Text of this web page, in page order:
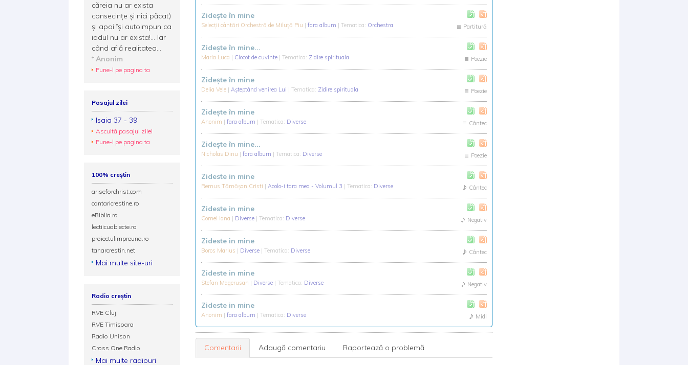
Zidește în mine
Selecții cântări Orchestră de Miluță Piu | fara album | Tematica: Orchestra Partitură
Zideşte în mine...
Maria Luca | Clocot de cuvinte | Tematica: Zidire spirituala Poezie
Zidește în mine
Delia Vele | Așteptând venirea Lui | Tematica: Zidire spirituala Poezie
Zideşte în mine
Anonim | fara album | Tematica: Diverse Cântec
Zideşte în mine...
Nicholas Dinu | fara album | Tematica: Diverse Poezie
Zideste in mine
Remus Tămăşan Cristi | Acolo-i tara mea - Volumul 3 | Tematica: Diverse Cântec
Zideste in mine
Cornel Iana | Diverse | Tematica: Diverse Negativ
Zideste in mine
Boros Marius | Diverse | Tematica: Diverse Cântec
Zideste in mine
Stefan Magerusan | Diverse | Tematica: Diverse Negativ
Zideste in mine
Anonim | fara album | Tematica: Diverse Midi
Comentarii Adaugă comentariu Raportează o problemă
căreia nu ar exista
consecinţe şi nici păcat)
şi apoi îşi autoimpun ca
iadul nu ar exista!... Iar
când află realitatea...
Anonim
Pune-l pe pagina ta
Pasajul zilei
Isaia 37 - 39
Ascultă pasajul zilei
Pune-l pe pagina ta
100% creștin
ariseforchrist.com
cantaricrestine.ro
eBiblia.ro
lectiicuobiecte.ro
proiectulimpreuna.ro
tanarcrestin.net
Mai multe site-uri
Radio creștin
RVE Cluj
RVE Timisoara
Radio Unison
Cross One Radio
Mai multe radiouri